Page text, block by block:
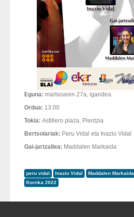
Eguna: martxoaren 27a, igandea
Ordua: 13:00
Tokia: Astillero plaza, Plentzia
Bertsolariak: Peru Vidal eta Inazio Vidal
Gai-jartzailea: Maddalen Markaida
peru vidal Inazio Vidal Maddalen Markaida
Korrika 2022